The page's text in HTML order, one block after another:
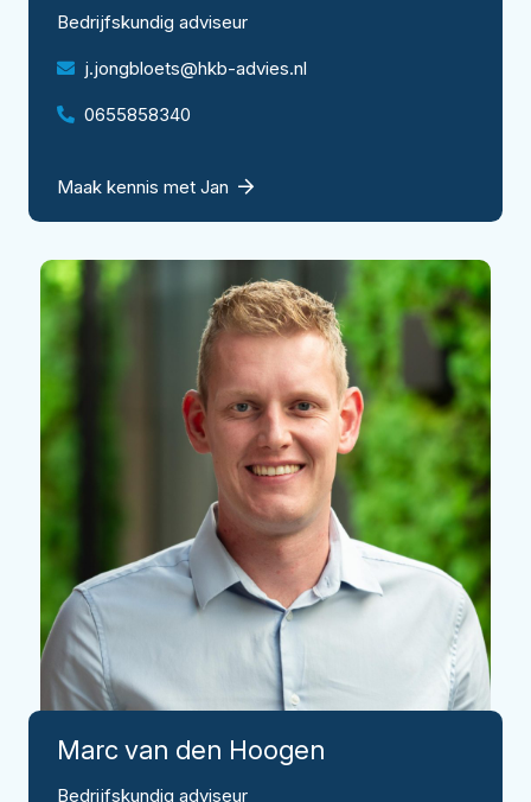
Bedrijfskundig adviseur
j.jongbloets@hkb-advies.nl
0655858340
Maak kennis met Jan
Marc van den Hoogen
Bedrijfskundig adviseur